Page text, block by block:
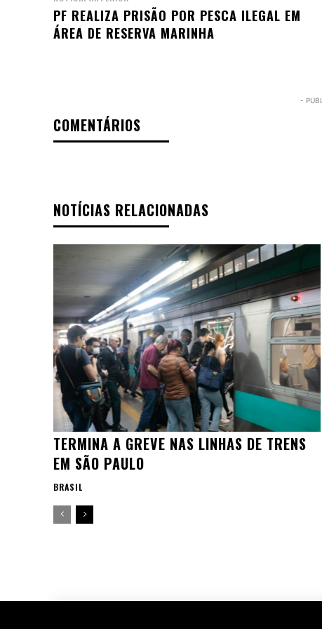
PF REALIZA PRISÃO POR PESCA ILEGAL EM
ÁREA DE RESERVA MARINHA
-
COMENTÁRIOS
NOTÍCIAS RELACIONADAS
TERMINA A GREVE NAS LINHAS DE TRENS
EM SÃO PAULO
BRASIL